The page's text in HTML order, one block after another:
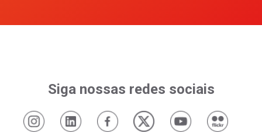
Siga nossas redes sociais